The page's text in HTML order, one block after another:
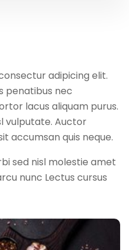
adipicing elit.
penatibus nec
lacus aliquam purus.
vulputate. Auctor
accumsan quis neque.
sed nisl molestie amet
nunc Lectus cursus